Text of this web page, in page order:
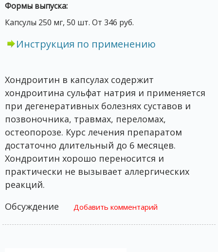
Формы выпуска:
Капсулы 250 мг, 50 шт. От 346 руб.
Инструкция по применению
Хондроитин в капсулах содержит
хондроитина сульфат натрия и применяется
при дегенеративных болезнях суставов и
позвоночника, травмах, переломах,
остеопорозе. Курс лечения препаратом
достаточно длительный до 6 месяцев.
Хондроитин хорошо переносится и
практически не вызывает аллергических
реакций.
Обсуждение
Добавить комментарий